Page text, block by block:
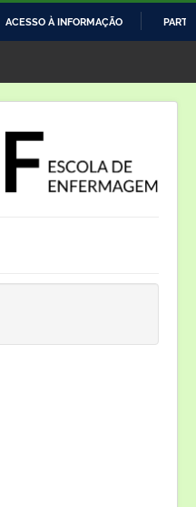
ACESSO À INFORMAÇÃO